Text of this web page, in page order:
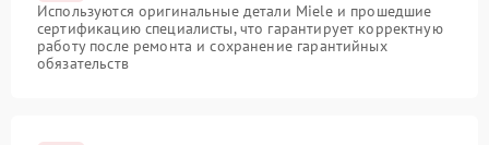
Используются оригинальные детали Miele и прошедшие
сертификацию специалисты, что гарантирует корректную
работу после ремонта и сохранение гарантийных
обязательств